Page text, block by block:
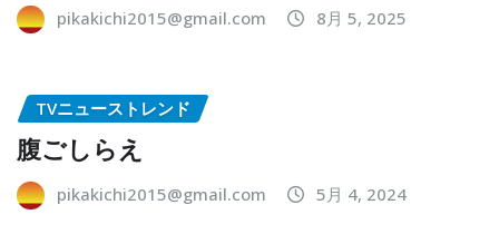
pikakichi2015@gmail.com 8月 5, 2025
TVニューストレンド
腹ごしらえ
pikakichi2015@gmail.com 5月 4, 2024